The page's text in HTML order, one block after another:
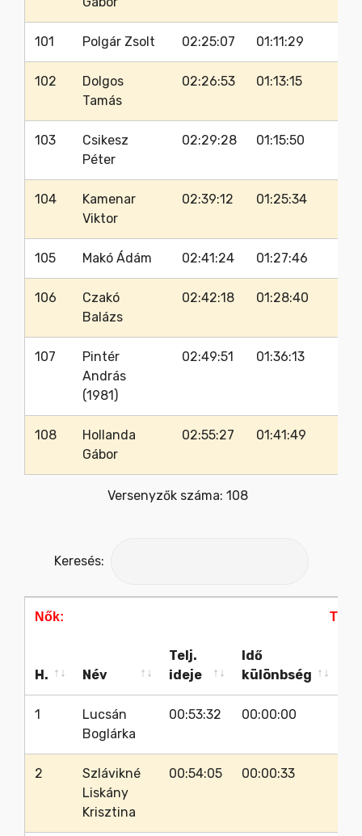
101 Polgár Zsolt 02:25:07 01:11:29
102
Dolgos
Tamás
02:26:53 01:13:15
103
Csikesz
Péter
02:29:28 01:15:50
104
Kamenar
Viktor
02:39:12 01:25:34
105 Makó Ádám 02:41:24 01:27:46
106
Czakó
Balázs
02:42:18 01:28:40
107
Pintér
András
(1981)
02:49:51 01:36:13
108
Hollanda
Gábor
02:55:27 01:41:49
Versenyzők száma: 108
Keresés:
Nők: Táv:
H. Név
Telj.
ideje
Idő
különbség
ideje
különbség
1
Lucsán
Boglárka
00:53:32 00:00:00
2
Szlávikné
Liskány
Krisztina
00:54:05 00:00:33